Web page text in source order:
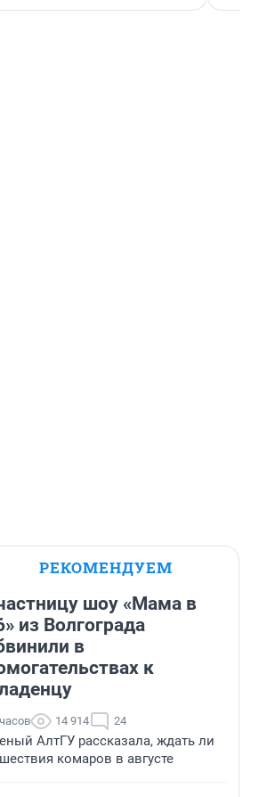
РЕКОМЕНДУЕМ
шоу «Мама в
из Волгограда
в
к
14 914 24
АлтГУ рассказала, ждать ли
комаров в августе